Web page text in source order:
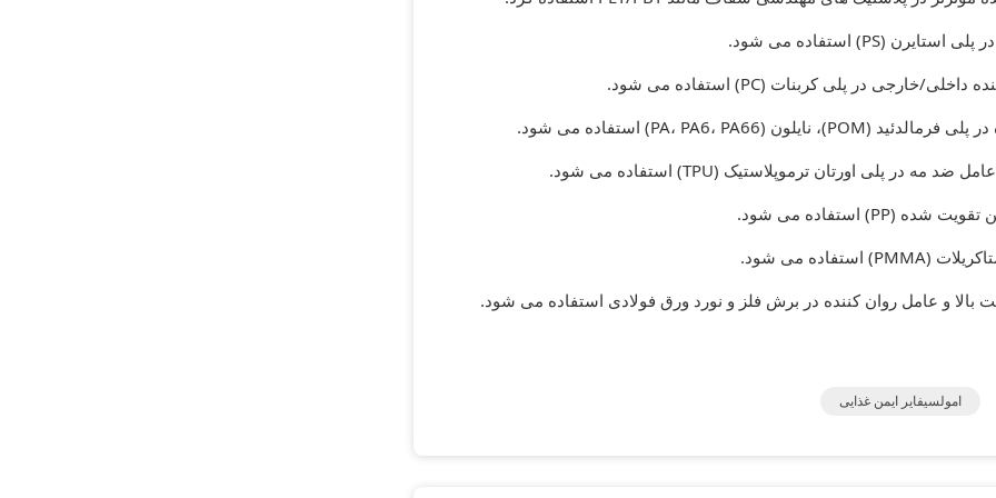
امولسیفایر ایمن غذایی